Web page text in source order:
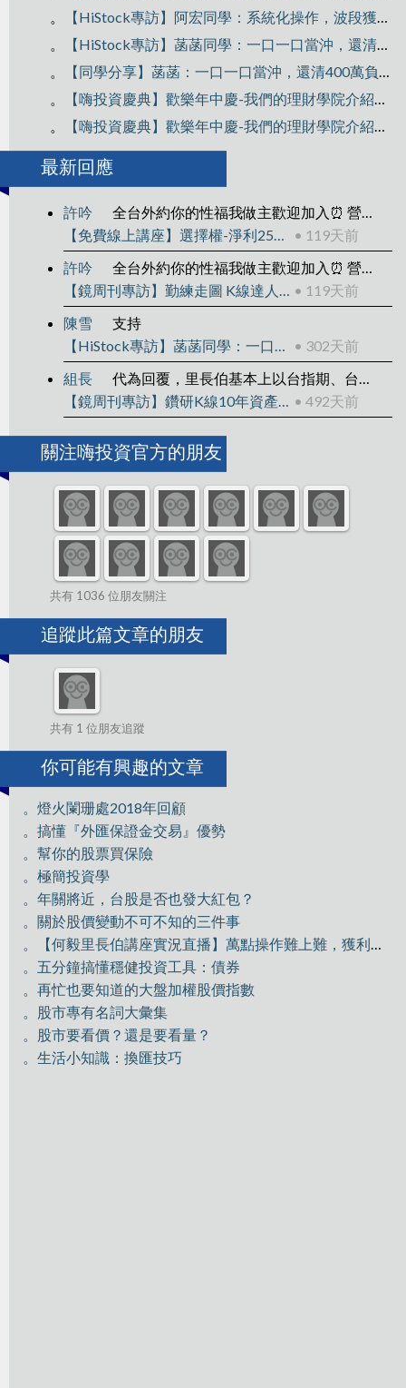
。
【HiStock專訪】阿宏同學：系統化操作，波段獲利300萬！
。
【HiStock專訪】菡菡同學：一口一口當沖，還清400萬負債翻轉人生
。
【同學分享】菡菡：一口一口當沖，還清400萬負債翻轉人生
。
【嗨投資慶典】歡樂年中慶-我們的理財學院介紹Part2
。
【嗨投資慶典】歡樂年中慶-我們的理財學院介紹Part1
最新回應
許吟
全台外約你的性福我做主歡迎加入⏰ 營業時間：下午1:00 ～ 凌晨04:00🚗 外送區域：雙北、新竹、台中、彰化、高雄、台南💰 消費方式：到府 / 酒店，一律現金 ✨ 主營類型：清純大學生
【免費線上講座】選擇權-淨利25萬的操作拆解
• 119天前
許吟
全台外約你的性福我做主歡迎加入⏰ 營業時間：下午1:00 ～ 凌晨04:00🚗 外送區域：雙北、新竹、台中、彰化、高雄、台南💰 消費方式：到府 / 酒店，一律現金 ✨ 主營類型：清純大學生
【鏡周刊專訪】勤練走圖 K線達人靠2套戰法賺千萬 • 119天前
陳雪
支持
【HiStock專訪】菡菡同學：一口一口當沖，還清400萬負債翻轉人生
• 302天前
組長
代為回覆，里長伯基本上以台指期、台指權為主
【鏡周刊專訪】鑽研K線10年資產翻15倍 • 492天前
關注嗨投資官方的朋友
共有 1036 位朋友關注
追蹤此篇文章的朋友
共有 1 位朋友追蹤
你可能有興趣的文章
。燈火闌珊處2018年回顧
。搞懂『外匯保證金交易』優勢
。幫你的股票買保險
。極簡投資學
。年關將近，台股是否也發大紅包？
。關於股價變動不可不知的三件事
。【何毅里長伯講座實況直播】萬點操作難上難，獲利驗收好技巧
。五分鐘搞懂穩健投資工具：債券
。再忙也要知道的大盤加權股價指數
。股市專有名詞大彙集
。股市要看價？還是要看量？
。生活小知識：換匯技巧